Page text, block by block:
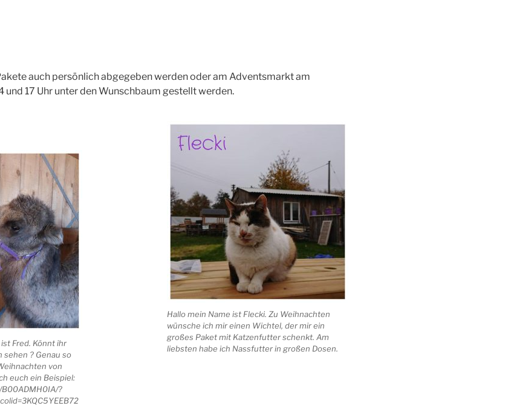
auch persönlich abgegeben werden oder am Adventsmarkt am
und 17 Uhr unter den Wunschbaum gestellt werden.
Hallo mein Name ist Flecki. Zu Weihnachten
wünsche ich mir einen Wichtel, der mir ein
großes Paket mit Katzenfutter schenkt. Am
liebsten habe ich Nassfutter in großen Dosen.
Fred. Könnt ihr
? Genau so
von
euch ein Beispiel:
?